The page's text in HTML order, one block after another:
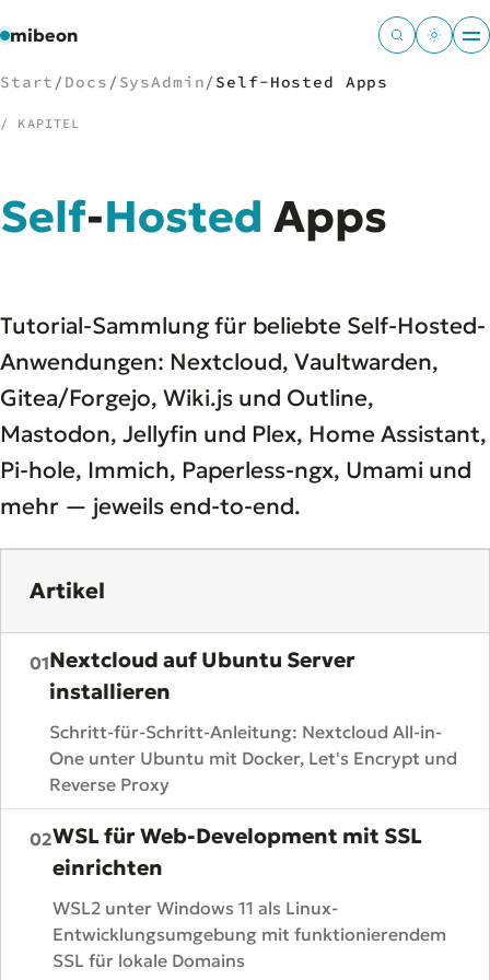
mibeon
Start
04Leistungen
05Docs
06Tools
07 Welten
Start / Docs / SysAdmin/ Self-Hosted Apps
/ KAPITEL
Self-Hosted Apps
Tutorial-Sammlung für beliebte Self-Hosted-
Anwendungen: Nextcloud, Vaultwarden,
Gitea/Forgejo, Wiki.js und Outline,
Mastodon, Jellyfin und Plex, Home Assistant,
Pi-hole, Immich, Paperless-ngx, Umami und
mehr — jeweils end-to-end.
Artikel
01Nextcloud auf Ubuntu Server
installieren
Schritt-für-Schritt-Anleitung: Nextcloud All-in-
One unter Ubuntu mit Docker, Let's Encrypt und
Reverse Proxy
02WSL für Web-Development mit SSL
einrichten
WSL2 unter Windows 11 als Linux-
Entwicklungsumgebung mit funktionierendem
SSL für lokale Domains